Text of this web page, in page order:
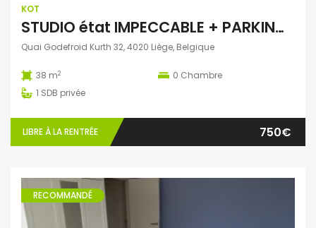
KOT
STUDIO état IMPECCABLE + PARKING fermé
Quai Godefroid Kurth 32, 4020 Liège, Belgique
38 m2 0 Chambre
1 SDB privée
LIBRE À LA RENTRÉE 750€
RECOMMANDÉ